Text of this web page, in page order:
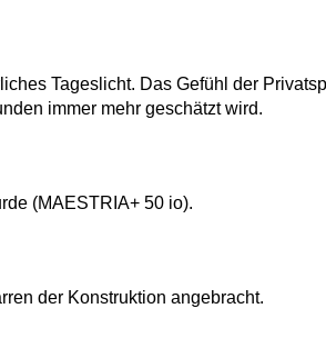
Tageslicht. Das Gefühl der
immer mehr geschätzt wird.
(MAESTRIA+ 50 io).
der Konstruktion angebracht.